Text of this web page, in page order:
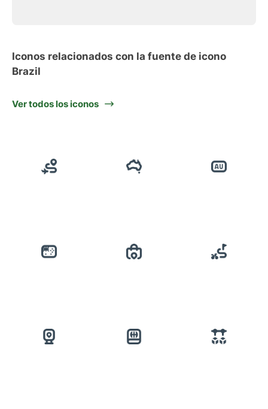
Iconos relacionados con la fuente de icono
Brazil
Ver todos los iconos